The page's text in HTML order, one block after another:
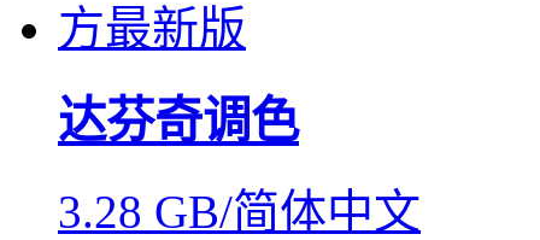
达芬奇调色
3.28 GB/简体中文